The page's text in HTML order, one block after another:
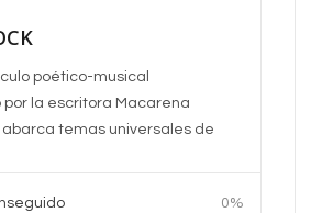
poético-musical
la escritora Macarena
abarca temas universales de
0%